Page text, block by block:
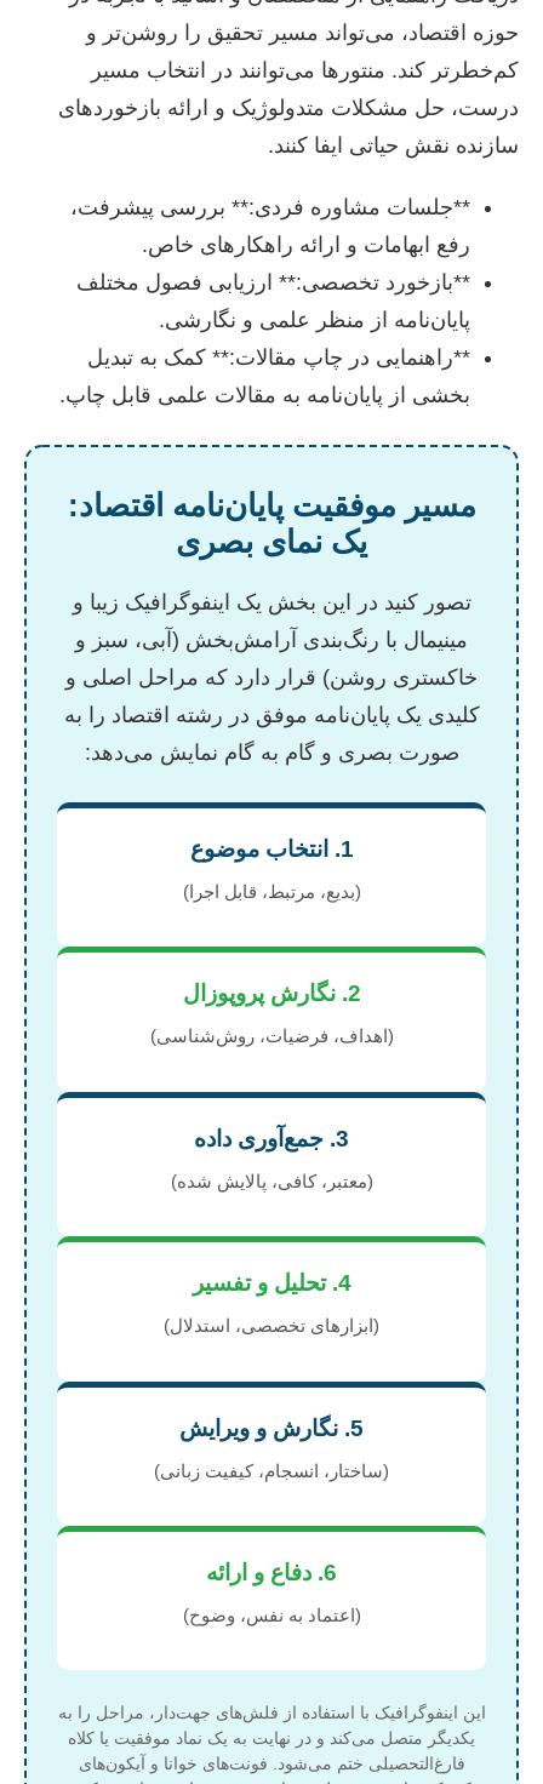
حوزه اقتصاد، می‌تواند مسیر تحقیق را روشن‌تر و
کم‌خطرتر کند. منتورها می‌توانند در انتخاب مسیر
درست، حل مشکلات متدولوژیک و ارائه بازخوردهای
سازنده نقش حیاتی ایفا کنند.
**جلسات مشاوره فردی:** بررسی پیشرفت،
رفع ابهامات و ارائه راهکارهای خاص.
**بازخورد تخصصی:** ارزیابی فصول مختلف
پایان‌نامه از منظر علمی و نگارشی.
**راهنمایی در چاپ مقالات:** کمک به تبدیل
بخشی از پایان‌نامه به مقالات علمی قابل چاپ.
مسیر موفقیت پایان‌نامه اقتصاد:
یک نمای بصری
تصور کنید در این بخش یک اینفوگرافیک زیبا و
مینیمال با رنگ‌بندی آرامش‌بخش (آبی، سبز و
خاکستری روشن) قرار دارد که مراحل اصلی و
کلیدی یک پایان‌نامه موفق در رشته اقتصاد را به
صورت بصری و گام به گام نمایش می‌دهد:
1. انتخاب موضوع
(بدیع، مرتبط، قابل اجرا)
2. نگارش پروپوزال
(اهداف، فرضیات، روش‌شناسی)
3. جمع‌آوری داده
(معتبر، کافی، پالایش شده)
4. تحلیل و تفسیر
(ابزارهای تخصصی، استدلال)
5. نگارش و ویرایش
(ساختار، انسجام، کیفیت زبانی)
6. دفاع و ارائه
(اعتماد به نفس، وضوح)
این اینفوگرافیک با استفاده از فلش‌های جهت‌دار، مراحل را به
یکدیگر متصل می‌کند و در نهایت به یک نماد موفقیت یا کلاه
فارغ‌التحصیلی ختم می‌شود. فونت‌های خوانا و آیکون‌های